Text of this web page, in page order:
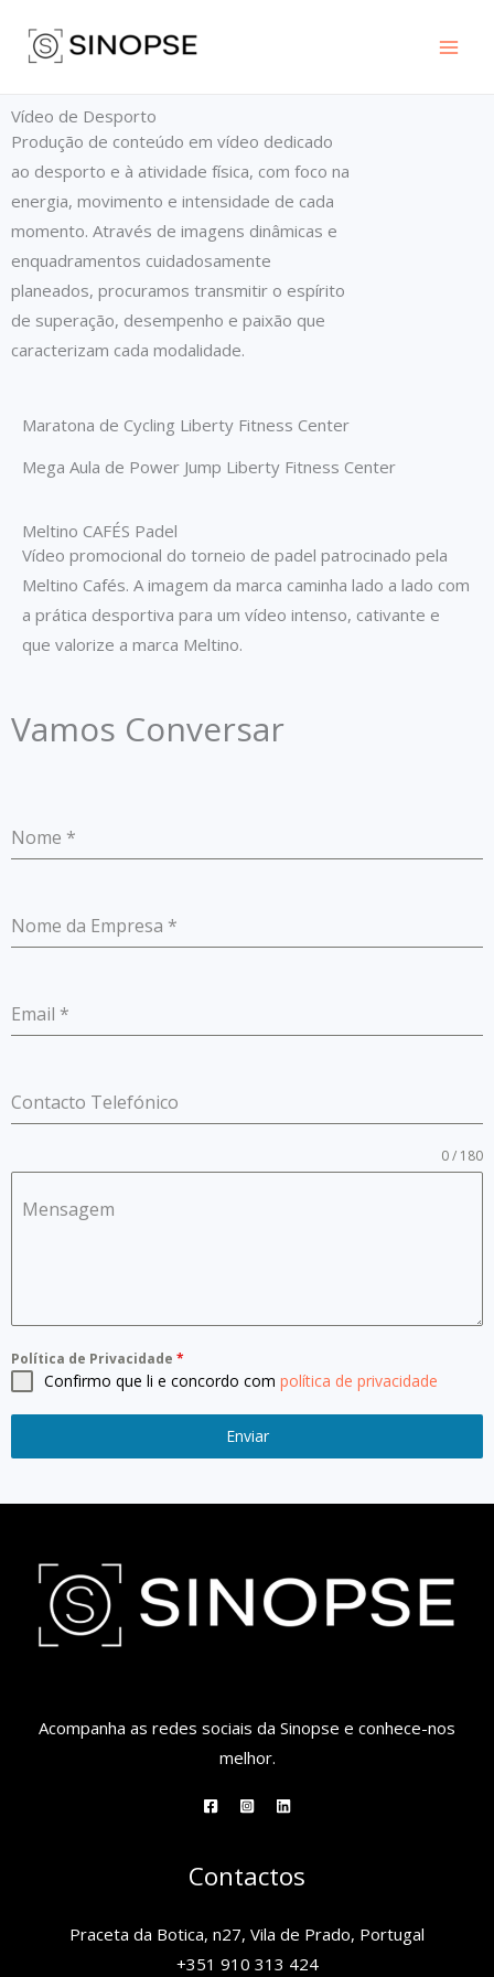
Vídeo de Desporto
Produção de conteúdo em vídeo dedicado
ao desporto e à atividade física, com foco na
energia, movimento e intensidade de cada
momento. Através de imagens dinâmicas e
enquadramentos cuidadosamente
planeados, procuramos transmitir o espírito
de superação, desempenho e paixão que
caracterizam cada modalidade.
Maratona de Cycling Liberty Fitness Center
Mega Aula de Power Jump Liberty Fitness Center
Meltino CAFÉS Padel
Vídeo promocional do torneio de padel patrocinado pela
Meltino Cafés. A imagem da marca caminha lado a lado com
a prática desportiva para um vídeo intenso, cativante e
que valorize a marca Meltino.
Vamos Conversar
Nome *
Nome da Empresa *
Email *
Contacto Telefónico
Mensagem
0 / 180
Política de Privacidade *
Confirmo que li e concordo com política de privacidade
Enviar
Acompanha as redes sociais da Sinopse e conhece-nos
melhor.
Contactos
Praceta da Botica, n27, Vila de Prado, Portugal
+351 910 313 424